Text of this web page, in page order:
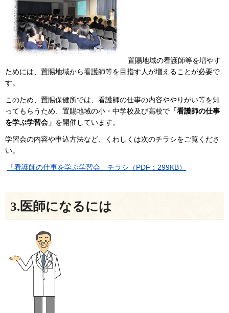
置賜地域の看護師等を増やす
ためには、置賜地域から看護師等を目指す人が増えることが必要で
す。
このため、置賜保健所では、看護師の仕事の内容ややりがい等を知
ってもらうため、置賜地域の小・中学校及び高校で 「看護師の仕事
を学ぶ学習会」 を開催しています。
学習会の内容や申込方法など、くわしくは次のチラシをご覧くださ
い。
「看護師の仕事を学ぶ学習会」チラシ（PDF：299KB）
3.医師になるには